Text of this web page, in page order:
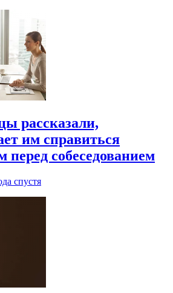
рассказали,
им справиться
перед собеседованием
спустя